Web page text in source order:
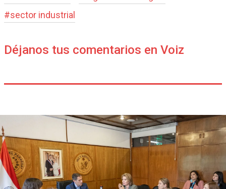
#sector industrial
Déjanos tus comentarios en Voiz